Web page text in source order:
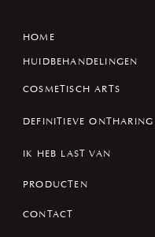
HOME
HUIDBEHANDELINGEN
COSMETISCH ARTS
DEFINITIEVE ONTHARING
IK HEB LAST VAN
PRODUCTEN
CONTACT